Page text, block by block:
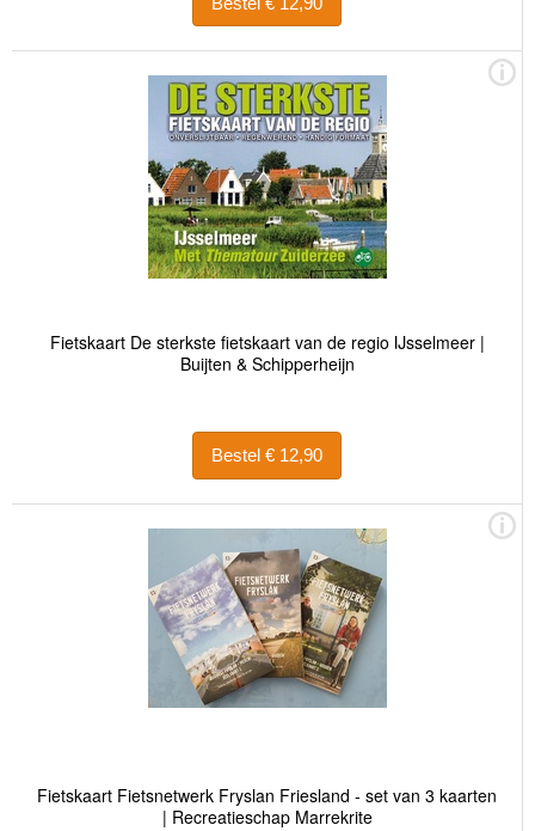
Fietskaart De sterkste fietskaart van de regio IJsselmeer |
Buijten & Schipperheijn
Bestel € 12,90
Fietskaart Fietsnetwerk Fryslan Friesland - set van 3 kaarten
| Recreatieschap Marrekrite